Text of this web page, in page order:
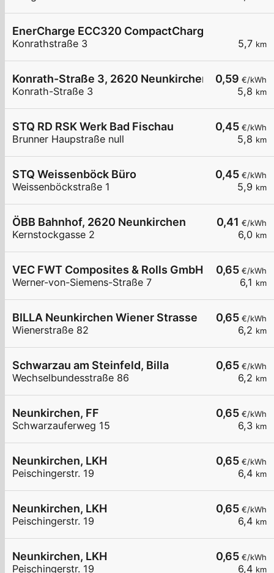
5,7 km
EnerCharge ECC320 CompactCharger mit
Konrathstraße 3
0,59 €/kWh
5,8 km
Konrath-Straße 3, 2620 Neunkirchen
Konrath-Straße 3
0,45 €/kWh
5,8 km
STQ RD RSK Werk Bad Fischau
Brunner Haupstraße null
0,45 €/kWh
5,9 km
STQ Weissenböck Büro
Weissenböckstraße 1
0,41 €/kWh
6,0 km
ÖBB Bahnhof, 2620 Neunkirchen
Kernstockgasse 2
0,65 €/kWh
6,1 km
VEC FWT Composites & Rolls GmbH
Werner-von-Siemens-Straße 7
0,65 €/kWh
6,2 km
BILLA Neunkirchen Wiener Strasse
Wienerstraße 82
0,65 €/kWh
6,2 km
Schwarzau am Steinfeld, Billa
Wechselbundesstraße 86
0,65 €/kWh
6,3 km
Neunkirchen, FF
Schwarzauferweg 15
0,65 €/kWh
6,4 km
Neunkirchen, LKH
Peischingerstr. 19
0,65 €/kWh
6,4 km
Neunkirchen, LKH
Peischingerstr. 19
0,65 €/kWh
6,4 km
Neunkirchen, LKH
Peischingerstr. 19